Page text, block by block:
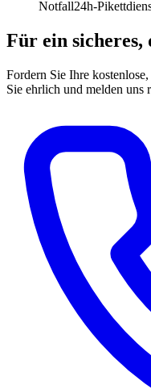
Notfall24h-
Für ein sicheres,
Fordern Sie Ihre
Sie ehrlich und melden uns